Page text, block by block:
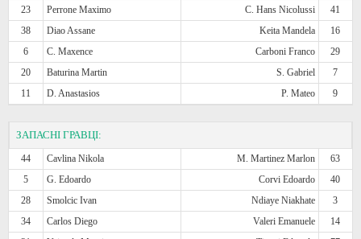
23
Perrone Maximo C. Hans Nicolussi
41
38
Diao Assane Keita Mandela
16
6
C. Maxence Carboni Franco
29
20
Baturina Martin S. Gabriel
7
11
D. Anastasios P. Mateo 9
ЗАПАСНІ ГРАВЦІ:
44 Cavlina Nikola M. Martinez Marlon
63
5
G. Edoardo Corvi Edoardo
40
28
Smolcic Ivan Ndiaye Niakhate
3
34
Carlos Diego Valeri Emanuele
14